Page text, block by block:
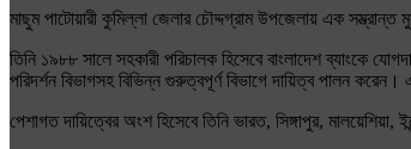
মাছুম পাটোয়ারী কুমিল্লা জেলার চৌদ্দগ্রাম উপজেলায় এক সম্ভ্রান্ত
তিনি ১৯৮৮ সালে সহকারী পরিচালক হিসেবে বাংলাদেশ ব্যাংকে
পরিদর্শন বিভাগসহ বিভিন্ন গুরুত্বপূর্ণ বিভাগে দায়িত্ব পালন
পেশাগত দায়িত্বের অংশ হিসেবে তিনি ভারত, সিঙ্গাপুর,